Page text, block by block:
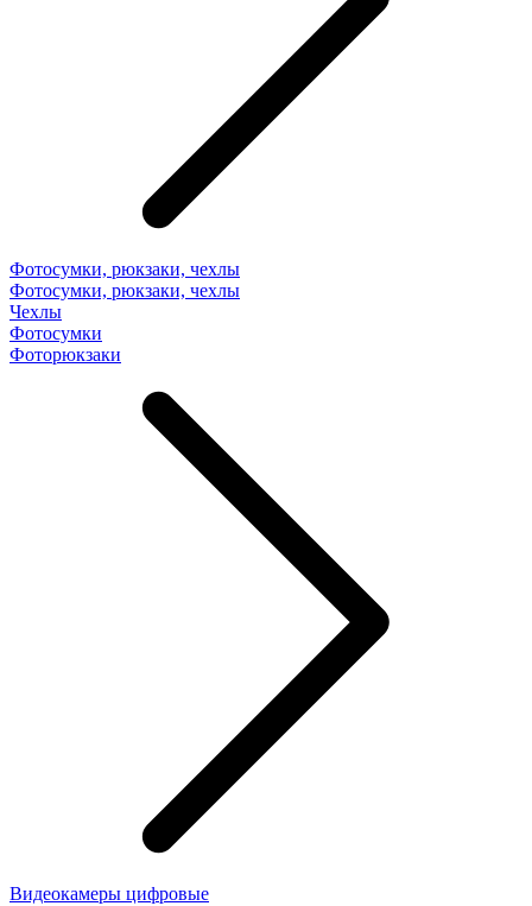
Фотосумки, рюкзаки, чехлы
Фотосумки, рюкзаки, чехлы
Чехлы
Фотосумки
Фоторюкзаки
Видеокамеры цифровые